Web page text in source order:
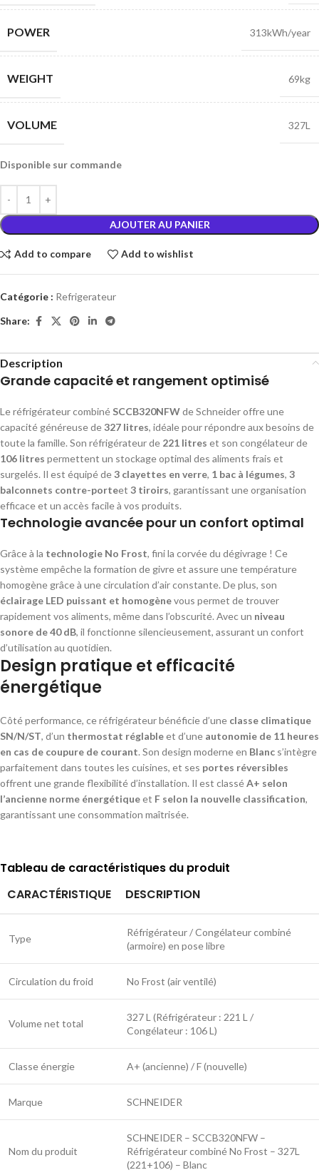
POWER 313kWh/year
WEIGHT 69kg
VOLUME 327L
Disponible sur commande
AJOUTER AU PANIER
Add to compare Add to wishlist
Catégorie : Refrigerateur
Share:
Description
Grande capacité et rangement optimisé
Le réfrigérateur combiné SCCB320NFWde Schneider offre une
capacité généreuse de327 litres, idéale pour répondre aux besoins de
toute la famille. Son réfrigérateur de 221 litres et son congélateur de
106 litres permettent un stockage optimal des aliments frais et
surgelés. Il est équipé de3 clayettes en verre, 1 bac à légumes, 3
balconnets contre-porteet 3 tiroirs, garantissant une organisation
efficace et un accès facile à vos produits.
Technologie avancée pour un confort optimal
Grâce à la technologie No Frost, fini la corvée du dégivrage ! Ce
système empêche la formation de givre et assure une température
homogène grâce à une circulation d’air constante. De plus, son
éclairage LED puissant et homogènevous permet de trouver
rapidement vos aliments, même dans l’obscurité. Avec un niveau
sonore de 40 dB, il fonctionne silencieusement, assurant un confort
d’utilisation au quotidien.
Design pratique et efficacité
énergétique
Côté performance, ce réfrigérateur bénéficie d’une classe climatique
SN/N/ST, d’un thermostat réglableet d’une autonomie de 11 heures
en cas de coupure de courant. Son design moderne en Blanc s’intègre
parfaitement dans toutes les cuisines, et ses portes réversibles
offrent une grande flexibilité d’installation. Il est classéA+ selon
l’ancienne norme énergétiqueet F selon la nouvelle classification,
garantissant une consommation maîtrisée.
Tableau de caractéristiques du produit
CARACTÉRISTIQUE
DESCRIPTION
Type
Réfrigérateur / Congélateur combiné
(armoire) en pose libre
Circulation du froid No Frost (air ventilé)
Volume net total
327 L (Réfrigérateur : 221 L /
Congélateur : 106 L)
Classe énergie A+ (ancienne) / F (nouvelle)
Marque SCHNEIDER
Nom du produit
SCHNEIDER – SCCB320NFW –
Réfrigérateur combiné No Frost – 327L
(221+106) – Blanc